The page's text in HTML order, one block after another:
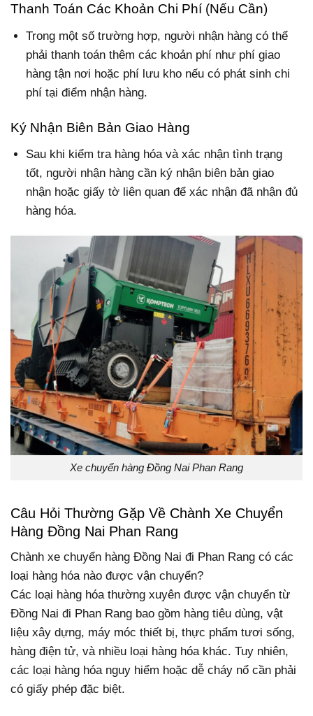
Thanh Toán Các Khoản Chi Phí (Nếu Cần)
Trong một số trường hợp, người nhận hàng có thể
phải thanh toán thêm các khoản phí như phí giao
hàng tận nơi hoặc phí lưu kho nếu có phát sinh chi
phí tại điểm nhận hàng.
Ký Nhận Biên Bản Giao Hàng
Sau khi kiểm tra hàng hóa và xác nhận tình trạng
tốt, người nhận hàng cần ký nhận biên bản giao
nhận hoặc giấy tờ liên quan để xác nhận đã nhận đủ
hàng hóa.
Xe chuyển hàng Đồng Nai Phan Rang
Câu Hỏi Thường Gặp Về Chành Xe Chuyển
Hàng Đồng Nai Phan Rang
Chành xe chuyển hàng Đồng Nai đi Phan Rang có các
loại hàng hóa nào được vận chuyển?
Các loại hàng hóa thường xuyên được vận chuyển từ
Đồng Nai đi Phan Rang bao gồm hàng tiêu dùng, vật
liệu xây dựng, máy móc thiết bị, thực phẩm tươi sống,
hàng điện tử, và nhiều loại hàng hóa khác. Tuy nhiên,
các loại hàng hóa nguy hiểm hoặc dễ cháy nổ cần phải
có giấy phép đặc biệt.